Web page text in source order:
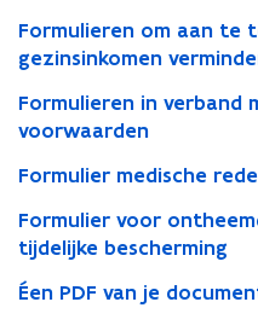
Formulieren om aan te
gezinsinkomen
Formulieren in verband
voorwaarden
Formulier medische
Formulier voor
tijdelijke bescherming
Éen PDF van je